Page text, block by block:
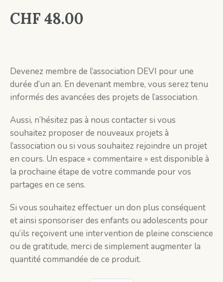
CHF 48.00
Devenez membre de l’association DEVI pour une
durée d’un an. En devenant membre, vous serez tenu
informés des avancées des projets de l’association.
Aussi, n’hésitez pas à nous contacter si vous
souhaitez proposer de nouveaux projets à
l’association ou si vous souhaitez rejoindre un projet
en cours. Un espace « commentaire » est disponible à
la prochaine étape de votre commande pour vos
partages en ce sens.
Si vous souhaitez effectuer un don plus conséquent
et ainsi sponsoriser des enfants ou adolescents pour
qu’ils reçoivent une intervention de pleine conscience
ou de gratitude, merci de simplement augmenter la
quantité commandée de ce produit.